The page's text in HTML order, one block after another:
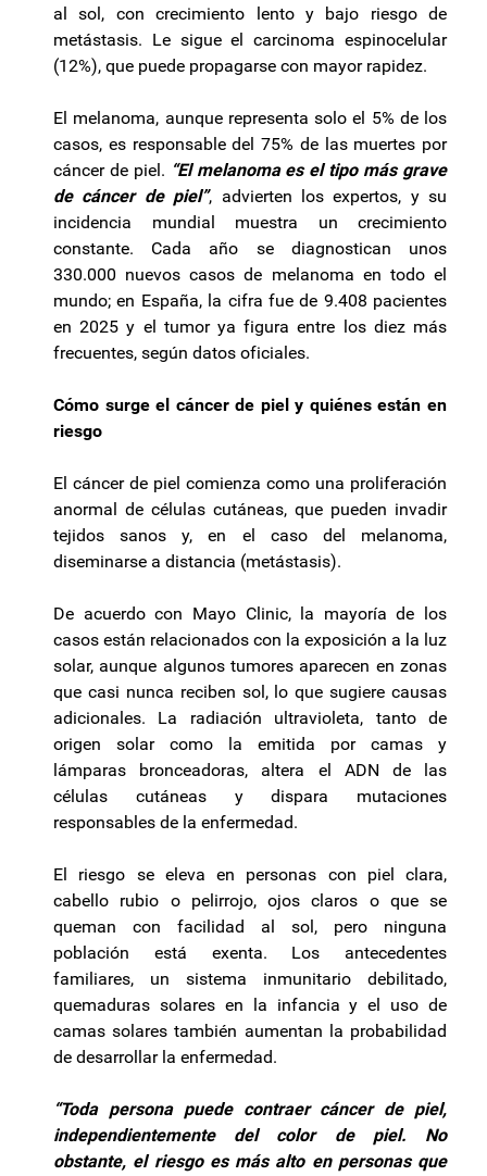
al sol, con crecimiento lento y bajo riesgo de
metástasis. Le sigue el carcinoma espinocelular
(12%), que puede propagarse con mayor rapidez.
El melanoma, aunque representa solo el 5% de los
casos, es responsable del 75% de las muertes por
cáncer de piel. “El melanoma es el tipo más grave
de cáncer de piel”, advierten los expertos, y su
incidencia mundial muestra un crecimiento
constante. Cada año se diagnostican unos
330.000 nuevos casos de melanoma en todo el
mundo; en España, la cifra fue de 9.408 pacientes
en 2025 y el tumor ya figura entre los diez más
frecuentes, según datos oficiales.
Cómo surge el cáncer de piel y quiénes están en
riesgo
El cáncer de piel comienza como una proliferación
anormal de células cutáneas, que pueden invadir
tejidos sanos y, en el caso del melanoma,
diseminarse a distancia (metástasis).
De acuerdo con Mayo Clinic, la mayoría de los
casos están relacionados con la exposición a la luz
solar, aunque algunos tumores aparecen en zonas
que casi nunca reciben sol, lo que sugiere causas
adicionales. La radiación ultravioleta, tanto de
origen solar como la emitida por camas y
lámparas bronceadoras, altera el ADN de las
células cutáneas y dispara mutaciones
responsables de la enfermedad.
El riesgo se eleva en personas con piel clara,
cabello rubio o pelirrojo, ojos claros o que se
queman con facilidad al sol, pero ninguna
población está exenta. Los antecedentes
familiares, un sistema inmunitario debilitado,
quemaduras solares en la infancia y el uso de
camas solares también aumentan la probabilidad
de desarrollar la enfermedad.
“Toda persona puede contraer cáncer de piel,
independientemente del color de piel. No
obstante, el riesgo es más alto en personas que